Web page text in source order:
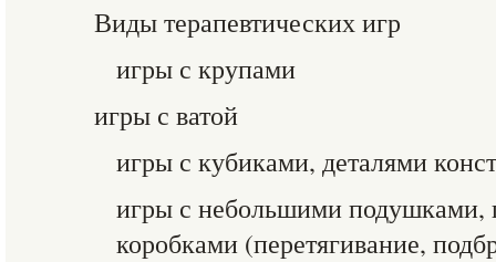
Виды терапевтических игр
игры с крупами
игры с ватой
игры с кубиками, деталями
игры с небольшими подушками,
коробками (перетягивание,